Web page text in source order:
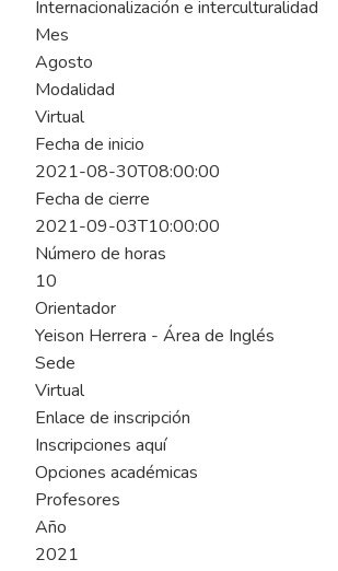
Internacionalización e interculturalidad
Mes
Agosto
Modalidad
Virtual
Fecha de inicio
2021-08-30T08:00:00
Fecha de cierre
2021-09-03T10:00:00
Número de horas
10
Orientador
Yeison Herrera - Área de Inglés
Sede
Virtual
Enlace de inscripción
Inscripciones aquí
Opciones académicas
Profesores
Año
2021